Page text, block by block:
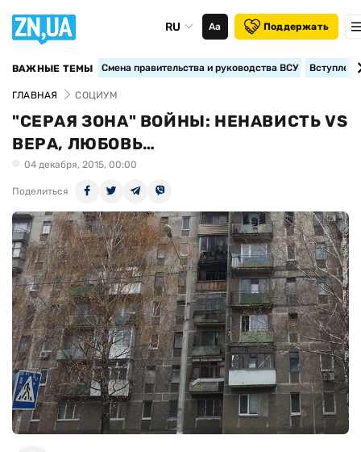
RU Аа Поддержать
ВАЖНЫЕ ТЕМЫ Смена правительства и руководства ВСУ
ГЛАВНАЯ СОЦИУМ
"СЕРАЯ ЗОНА" ВОЙНЫ: НЕНАВИСТЬ VS
ВЕРА, ЛЮБОВЬ…
04 декабря, 2015, 00:00
Поделиться